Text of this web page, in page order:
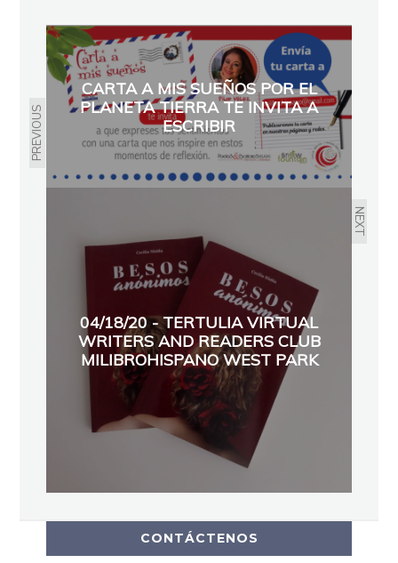
PREVIOUS
CARTA A MIS SUEÑOS POR EL
PLANETA TIERRA TE INVITA A
ESCRIBIR
NEXT
04/18/20 - TERTULIA VIRTUAL
WRITERS AND READERS CLUB
MILIBROHISPANO WEST PARK
CONTÁCTENOS